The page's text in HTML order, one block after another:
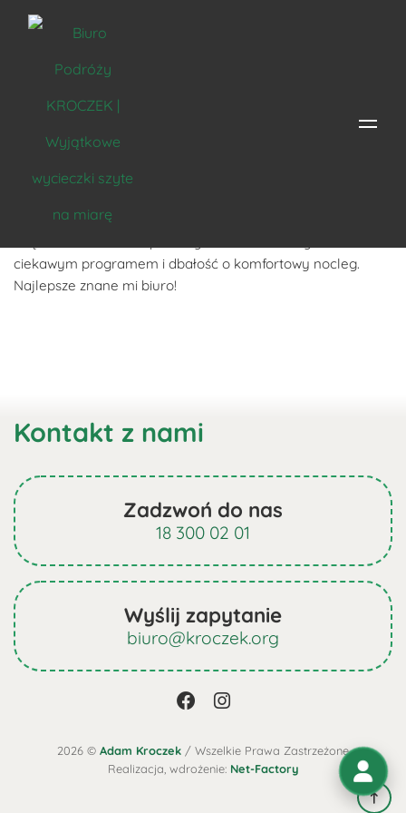
Biuro godne polecenia. Obsługa na najwyższym poziomie i
ciekawym programem i dbałość o komfortowy nocleg.
Najlepsze znane mi biuro!
Kontakt z nami
Zadzwoń do nas
18 300 02 01
Wyślij zapytanie
biuro@kroczek.org
2026 © Adam Kroczek / Wszelkie Prawa Zastrzeżone
Realizacja, wdrożenie: Net-Factory